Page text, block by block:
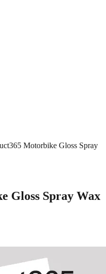
Motorbike Gloss Spray
Gloss Spray Wax